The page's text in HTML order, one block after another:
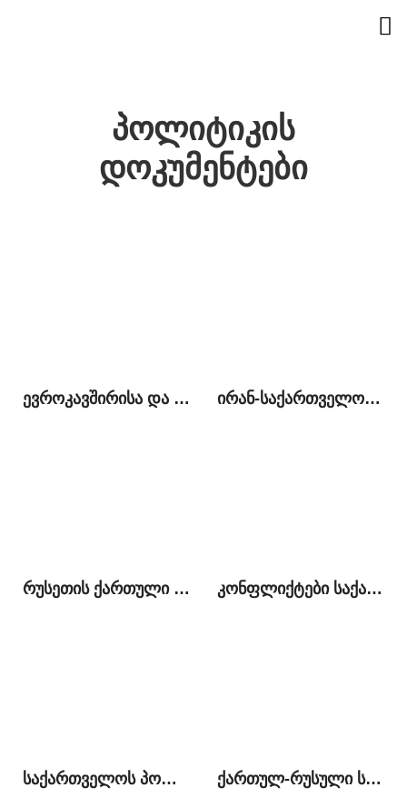
პოლიტიკის
დოკუმენტები
ევროკავშირისა და წევრი სახელმწიფოების საგარეო დახმარება საქართველოში: პრიორიტეტული სფეროები და მიზნები ირან-საქართველოს ურთიერთობები და ახალი გამოწვევები ბირთვული შეთანხმების შემდეგ
რუსეთის ქართული დიასპორა და ქართულ-რუსული ურთიერთობები კონფლიქტები საქართველოში: მიმდინარე ეტაპის თავისებურებები და ამოცანები
საქართველოს პოლიტიკა ჩრდილოეთ კავკასიის მიმართ 2008-2012 წლებში და მას შემდეგ: შედარებითი ანალიზი ქართულ-რუსული სავაჭრო-ეკონომიკური ურთიერთობები საქართელოს DCFTA-სთან მიერთებისა და ევრაზიული კავშირის შექმნის ფონზე